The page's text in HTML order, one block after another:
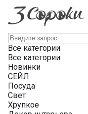
Все категории
Все категории
Новинки
СЕЙЛ
Посуда
Свет
Хрупкое